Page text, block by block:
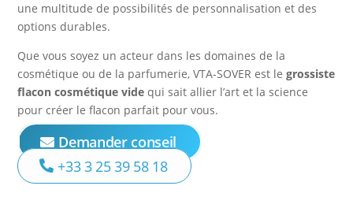
une multitude de possibilités de personnalisation et des
options durables.
Que vous soyez un acteur dans les domaines de la
cosmétique ou de la parfumerie, VTA-SOVER est legrossiste
flacon cosmétique vide qui sait allier l’art et la science
pour créer le flacon parfait pour vous.
Demander conseil
+33 3 25 39 58 18